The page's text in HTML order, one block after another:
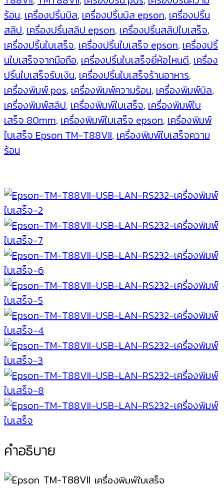
เสร็จ
Thermal
Receipt
Printer
ที่
พิมพ์
เร็ว
ที่สุด
ใน
โลก
การ
เชื่อม
ต่อ
USB
+
LAN
+
RS232
พิมพ์
ได้
ทั้ง
80mm
และ
58mm
ชิ้น
ร้อน, เครื่องปริ้นบิล, เครื่องปริ้นบิล epson, เครื่องปริ้น
สลิป, เครื่องปริ้นสลิป epson, เครื่องปริ้นสลิปใบเสร็จ,
เครื่องปริ้นใบเสร็จ, เครื่องปริ้นใบเสร็จ epson, เครื่องปริ้
นใบเสร็จจากมือถือ, เครื่องปริ้นใบเสร็จยี่ห้อไหนดี, เครื่อง
ปริ้นใบเสร็จรับเงิน, เครื่องปริ้นใบเสร็จร้านอาหาร,
เครื่องพิมพ์ pos, เครื่องพิมพ์ความร้อน, เครื่องพิมพ์บิล,
เครื่องพิมพ์สลิป, เครื่องพิมพ์ใบเสร็จ, เครื่องพิมพ์ใบ
เสร็จ 80mm, เครื่องพิมพ์ใบเสร็จ epson, เครื่องพิมพ์
ใบเสร็จ Epson TM-T88VII, เครื่องพิมพ์ใบเสร็จความ
ร้อน
คำอธิบาย